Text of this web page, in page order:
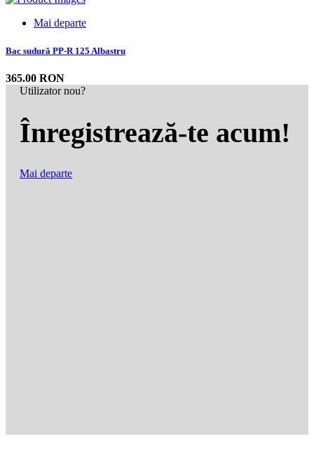
Mai departe
Bac sudură PP-R 125 Albastru
365.00 RON
Utilizator nou?
Înregistrează-te acum!
Mai departe